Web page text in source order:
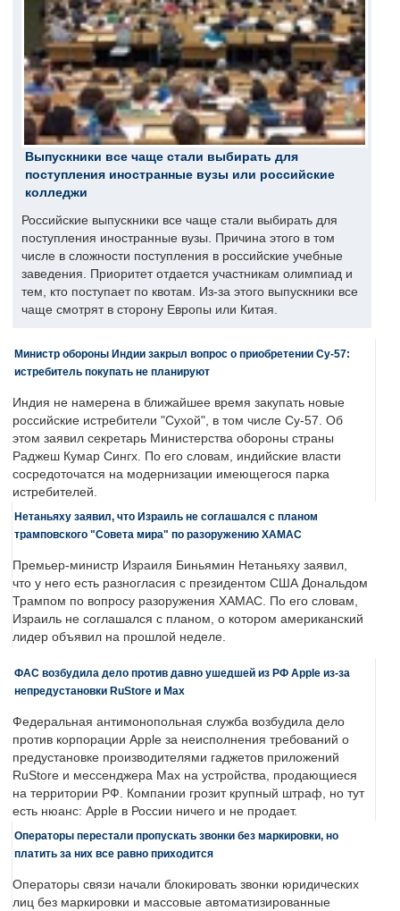
Выпускники все чаще стали выбирать для
поступления иностранные вузы или российские
колледжи
Российские выпускники все чаще стали выбирать для
поступления иностранные вузы. Причина этого в том
числе в сложности поступления в российские учебные
заведения. Приоритет отдается участникам олимпиад и
тем, кто поступает по квотам. Из-за этого выпускники все
чаще смотрят в сторону Европы или Китая.
Министр обороны Индии закрыл вопрос о приобретении Су-57:
истребитель покупать не планируют
Индия не намерена в ближайшее время закупать новые
российские истребители "Сухой", в том числе Су-57. Об
этом заявил секретарь Министерства обороны страны
Раджеш Кумар Сингх. По его словам, индийские власти
сосредоточатся на модернизации имеющегося парка
истребителей.
Нетаньяху заявил, что Израиль не соглашался с планом
трамповского "Совета мира" по разоружению ХАМАС
Премьер-министр Израиля Биньямин Нетаньяху заявил,
что у него есть разногласия с президентом США Дональдом
Трампом по вопросу разоружения ХАМАС. По его словам,
Израиль не соглашался с планом, о котором американский
лидер объявил на прошлой неделе.
ФАС возбудила дело против давно ушедшей из РФ Apple из-за
непредустановки RuStore и Max
Федеральная антимонопольная служба возбудила дело
против корпорации Apple за неисполнения требований о
предустановке производителями гаджетов приложений
RuStore и мессенджера Max на устройства, продающиеся
на территории РФ. Компании грозит крупный штраф, но тут
есть нюанс: Apple в России ничего и не продает.
Операторы перестали пропускать звонки без маркировки, но
платить за них все равно приходится
Операторы связи начали блокировать звонки юридических
лиц без маркировки и массовые автоматизированные